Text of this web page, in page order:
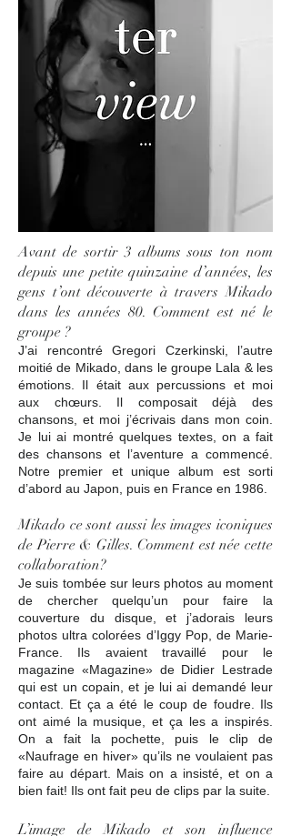
Avant de sortir 3 albums sous ton nom
depuis une petite quinzaine d’années, les
gens t’ont découverte à travers Mikado
dans les années 80. Comment est né le
groupe ?
J’ai rencontré Gregori Czerkinski, l’autre
moitié de Mikado, dans le groupe Lala & les
émotions. Il était aux percussions et moi
aux chœurs. Il composait déjà des
chansons, et moi j’écrivais dans mon coin.
Je lui ai montré quelques textes, on a fait
des chansons et l’aventure a commencé.
Notre premier et unique album est sorti
d’abord au Japon, puis en France en 1986.
Mikado ce sont aussi les images iconiques
de Pierre & Gilles. Comment est née cette
collaboration?
Je suis tombée sur leurs photos au moment
de chercher quelqu’un pour faire la
couverture du disque, et j’adorais leurs
photos ultra colorées d’Iggy Pop, de Marie-
France. Ils avaient travaillé pour le
magazine «Magazine» de Didier Lestrade
qui est un copain, et je lui ai demandé leur
contact. Et ça a été le coup de foudre. Ils
ont aimé la musique, et ça les a inspirés.
On a fait la pochette, puis le clip de
«Naufrage en hiver» qu’ils ne voulaient pas
faire au départ. Mais on a insisté, et on a
bien fait! Ils ont fait peu de clips par la suite.
L’image de Mikado et son influence